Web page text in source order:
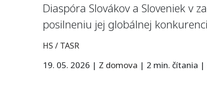
Diaspóra Slovákov a Sloveniek v
posilneniu jej globálnej
HS / TASR
19. 05. 2026 | Z domova | 2 min. čítania |